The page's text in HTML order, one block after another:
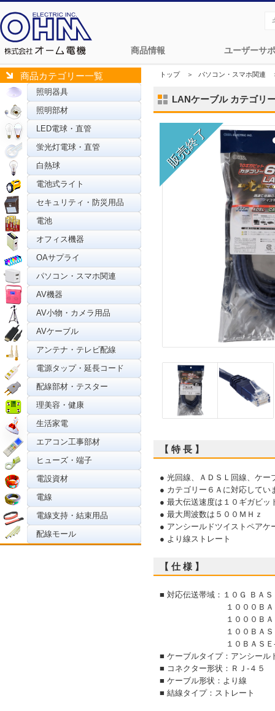
商品情報 ユーザーサ
商品カテゴリー一覧
照明器具
照明部材
LED電球・直管
蛍光灯電球・直管
白熱球
電池式ライト
セキュリティ・防災用品
電池
オフィス機器
OAサプライ
パソコン・スマホ関連
AV機器
AV小物・カメラ用品
AVケーブル
アンテナ・テレビ配線
電源タップ・延長コード
配線部材・テスター
理美容・健康
生活家電
エアコン工事部材
ヒューズ・端子
電設資材
電線
電線支持・結束用品
配線モール
トップ＞ パソコン・スマホ関連
LANケーブル カテゴリ
【 特 長 】
● 光回線、ＡＤＳＬ回線、ケー
● カテゴリー６Ａに対応してい
● 最大伝送速度は１０ギガビッ
● 最大周波数は５００ＭＨｚ
● アンシールドツイストペアケ
● より線ストレート
【 仕 様 】
■ 対応伝送帯域：１０Ｇ ＢＡＳ
１０００ＢＡＳ
１０００ＢＡＳ
１００ＢＡＳＥ-
１０ＢＡＳＥ-
■ ケーブルタイプ：アンシール
■ コネクター形状：ＲＪ-４５
■ ケーブル形状：より線
■ 結線タイプ：ストレート